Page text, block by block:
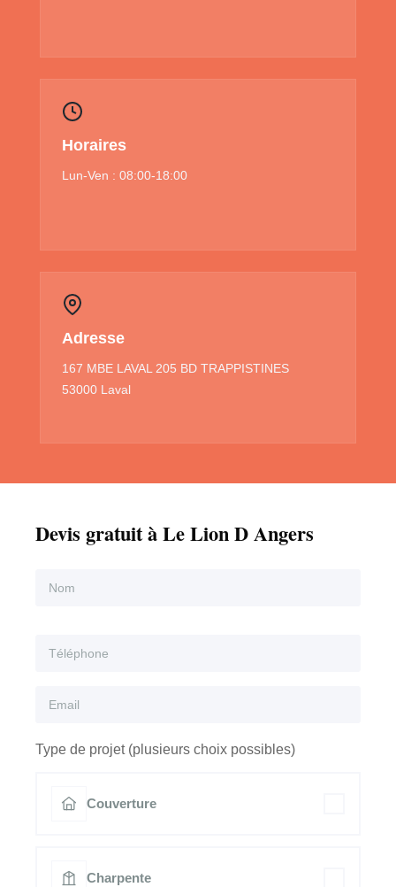
Horaires
Lun-Ven : 08:00-18:00
Adresse
167 MBE LAVAL 205 BD TRAPPISTINES
53000 Laval
Devis gratuit à Le Lion D Angers
Type de projet (plusieurs choix possibles)
Couverture
Charpente